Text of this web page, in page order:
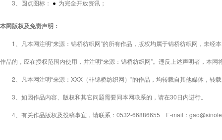
3、圆点图标： 为完全开放资讯；
本网版权及免责声明：
1、凡本网注明“来源：锦桥纺织网”的所有作品，版权均属于锦桥纺织网，未经
作品的，应在授权范围内使用，并注明“来源：锦桥纺织网”。违反上述声明者，本网
2、凡本网注明“来源：XXX（非锦桥纺织网）”的作品，均转载自其他媒体，转
3、如因作品内容、版权和其它问题需要同本网联系的，请在30日内进行。
4、有关作品版权及投稿事宜，请联系：0532-66886655 E-mail：